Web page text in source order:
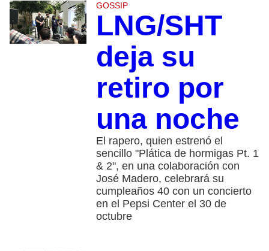
GOSSIP
LNG/SHT
deja su
retiro por
una noche
El rapero, quien estrenó el
sencillo "Plática de hormigas Pt. 1
& 2", en una colaboración con
José Madero, celebrará su
cumpleaños 40 con un concierto
en el Pepsi Center el 30 de
octubre